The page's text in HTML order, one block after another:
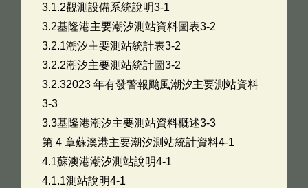
3.1.2觀測設備系統說明3-1
3.2基隆港主要潮汐測站資料圖表3-2
3.2.1潮汐主要測站統計表3-2
3.2.2潮汐主要測站統計圖3-2
3.2.32023 年有發警報颱風潮汐主要測站資料
3-3
3.3基隆港潮汐主要測站資料概述3-3
第 4 章蘇澳港主要潮汐測站統計資料4-1
4.1蘇澳港潮汐測站說明4-1
4.1.1測站說明4-1